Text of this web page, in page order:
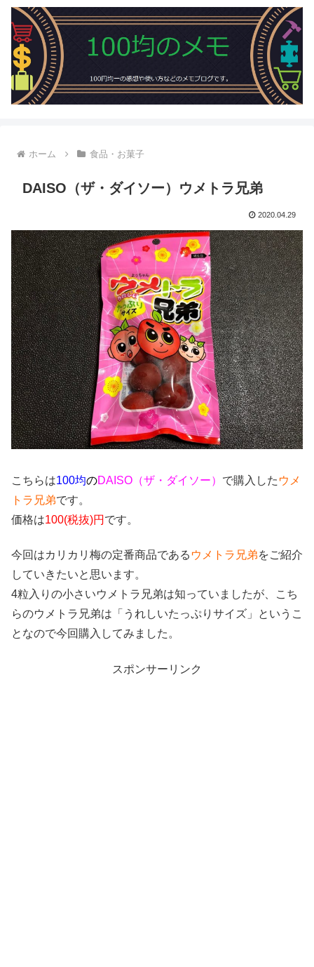
ホーム 食品・お菓子
DAISO（ザ・ダイソー）ウメトラ兄弟
2020.04.29
こちらは100均のDAISO（ザ・ダイソー） で購入した ウメ
トラ兄弟です。
価格は100(税抜)円 です。
今回はカリカリ梅の定番商品である ウメトラ兄弟をご紹介
していきたいと思います。
4粒入りの小さいウメトラ兄弟は知っていましたが、こち
らのウメトラ兄弟は「うれしいたっぷりサイズ」というこ
となので今回購入してみました。
スポンサーリンク